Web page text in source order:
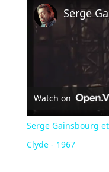
Watch on
Serge Gainsbourg
Clyde - 1967